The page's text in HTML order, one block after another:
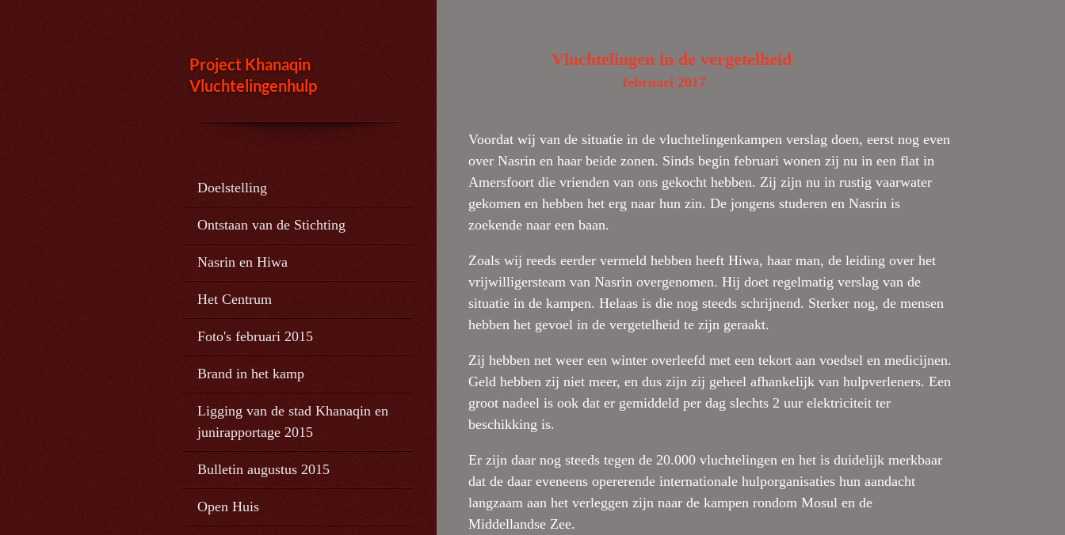
Vluchtelingen in de vergetelheid
februari 2017
Voordat wij van de situatie in de vluchtelingenkampen verslag doen, eerst nog even
over Nasrin en haar beide zonen. Sinds begin februari wonen zij nu in een flat in
Amersfoort die vrienden van ons gekocht hebben. Zij zijn nu in rustig vaarwater
gekomen en hebben het erg naar hun zin. De jongens studeren en Nasrin is
zoekende naar een baan.
Zoals wij reeds eerder vermeld hebben heeft Hiwa, haar man, de leiding over het
vrijwilligersteam van Nasrin overgenomen. Hij doet regelmatig verslag van de
situatie in de kampen. Helaas is die nog steeds schrijnend. Sterker nog, de mensen
hebben het gevoel in de vergetelheid te zijn geraakt.
Zij hebben net weer een winter overleefd met een tekort aan voedsel en medicijnen.
Geld hebben zij niet meer, en dus zijn zij geheel afhankelijk van hulpverleners. Een
groot nadeel is ook dat er gemiddeld per dag slechts 2 uur elektriciteit ter
beschikking is.
Er zijn daar nog steeds tegen de 20.000 vluchtelingen en het is duidelijk merkbaar
dat de daar eveneens opererende internationale hulporganisaties hun aandacht
langzaam aan het verleggen zijn naar de kampen rondom Mosul en de
Middellandse Zee.
Project Khanaqin
Vluchtelingenhulp
Doelstelling
Ontstaan van de Stichting
Nasrin en Hiwa
Het Centrum
Foto's februari 2015
Brand in het kamp
Ligging van de stad Khanaqin en
junirapportage 2015
Bulletin augustus 2015
Open Huis